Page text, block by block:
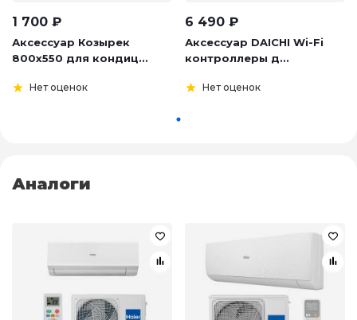
1 700 ₽
Аксессуар Козырек
800х550 для кондиц...
Нет оценок
6 490 ₽
Аксессуар DAICHI Wi-Fi
контроллеры д...
Нет оценок
Аналоги